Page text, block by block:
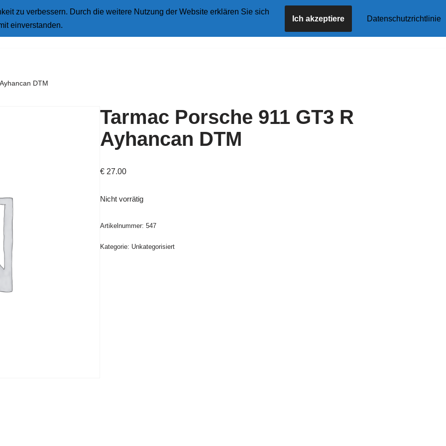
Shop Blog Kontakt
DTM
Tarmac Porsche 911 GT3 R
Ayhancan DTM
€ 27.00
Nicht vorrätig
Artikelnummer:547
Kategorie: Unkategorisiert
zu verbessern. Durch die weitere Nutzung der Website erklären Sie sich
einverstanden.
Ich akzeptiere Datenschutzrichtlinie